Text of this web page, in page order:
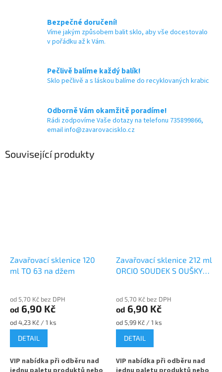
Bezpečné doručení!
Víme jakým způsobem balit sklo, aby vše docestovalo
v pořádku až k Vám.
Pečlivě balíme každý balík!
Sklo pečlivě a s láskou balíme do recyklovaných krabic
Odborně Vám okamžitě poradíme!
Rádi zodpovíme Vaše dotazy na telefonu 735899866,
email info@zavarovacisklo.cz
Související produkty
Zavařovací sklenice 120
ml TO 63 na džem
od 5,70 Kč bez DPH
od 6,90 Kč
Měrná
cena:
od 4,23 Kč / 1 ks
DETAIL
VIP nabídka při odběru nad
Zavařovací sklenice 212 ml
ORCIO SOUDEK S OUŠKY
od 5,70 Kč bez DPH
od 6,90 Kč
Měrná
cena:
od 5,99 Kč / 1 ks
DETAIL
VIP nabídka při odběru nad